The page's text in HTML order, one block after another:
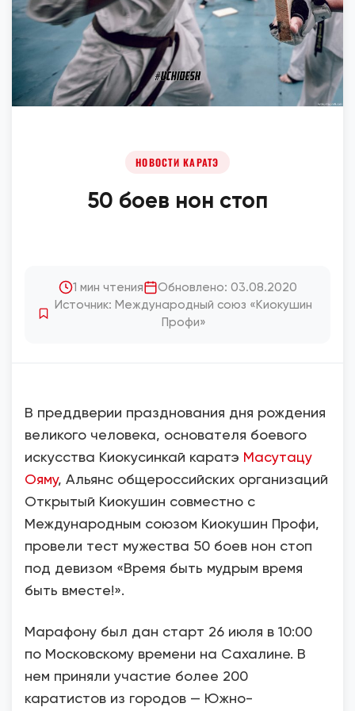
НОВОСТИ КАРАТЭ
50 боев нон стоп
1 мин чтения
Обновлено: 03.08.2020
Источник: Международный союз «Киокушин
Профи»
В преддверии празднования дня рождения
великого человека, основателя боевого
искусства Киокусинкай каратэ Масутацу
Ояму, Альянс общероссийских организаций
Открытый Киокушин совместно с
Международным союзом Киокушин Профи,
провели тест мужества 50 боев нон стоп
под девизом «Время быть мудрым время
быть вместе!».
Марафону был дан старт 26 июля в 10:00
по Московскому времени на Сахалине. В
нем приняли участие более 200
каратистов из городов — Южно-